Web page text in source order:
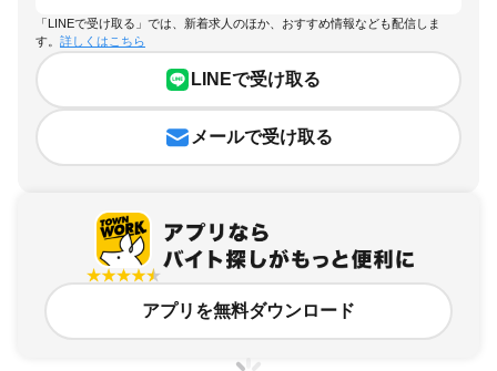
「LINEで受け取る」では、新着求人のほか、おすすめ情報なども配信しま
す。 詳しくはこちら
LINEで受け取る
メールで受け取る
アプリを無料ダウンロード